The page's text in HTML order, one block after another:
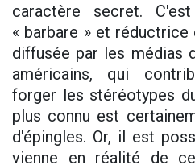
caractère secret.
« barbare » et
diffusée par les médias
américains, qui
forger les stéréotypes
plus connu est
d'épingles. Or, il est
vienne en réalité de